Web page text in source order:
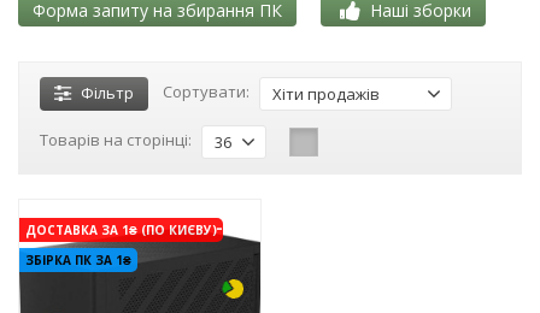
Форма запиту на збирання ПК Наші зборки
Фільтр Сортувати: Хіти продажів
Товарів на сторінці: 36
ДОСТАВКА ЗА 1₴ (ПО КИЄВУ)
ЗБІРКА ПК ЗА 1₴
-3%